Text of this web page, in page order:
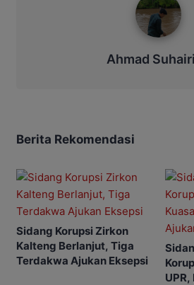
Ahmad Suhairi
Berita Rekomendasi
Sidang Korupsi Zirkon
Kalteng Berlanjut, Tiga
Terdakwa Ajukan Eksepsi